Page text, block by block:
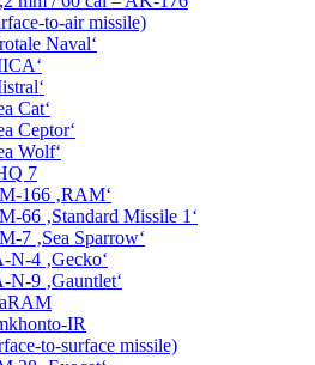
to-air missile)
Naval‘
Cat‘
Ceptor‘
Wolf‘
7
166 ‚RAM‘
66 ‚Standard Missile 1‘
7 ‚Sea Sparrow‘
N-4 ‚Gecko‘
N-9 ‚Gauntlet‘
IR
to-surface missile)